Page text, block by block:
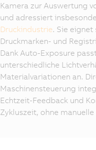
Kamera zur Auswertung
und adressiert
Druckindustrie. Sie
Druckmarken- und
Dank Auto-Exposure
unterschiedliche
Materialvariationen an.
Maschinensteuerung
Echtzeit-Feedback und
Zykluszeit, ohne